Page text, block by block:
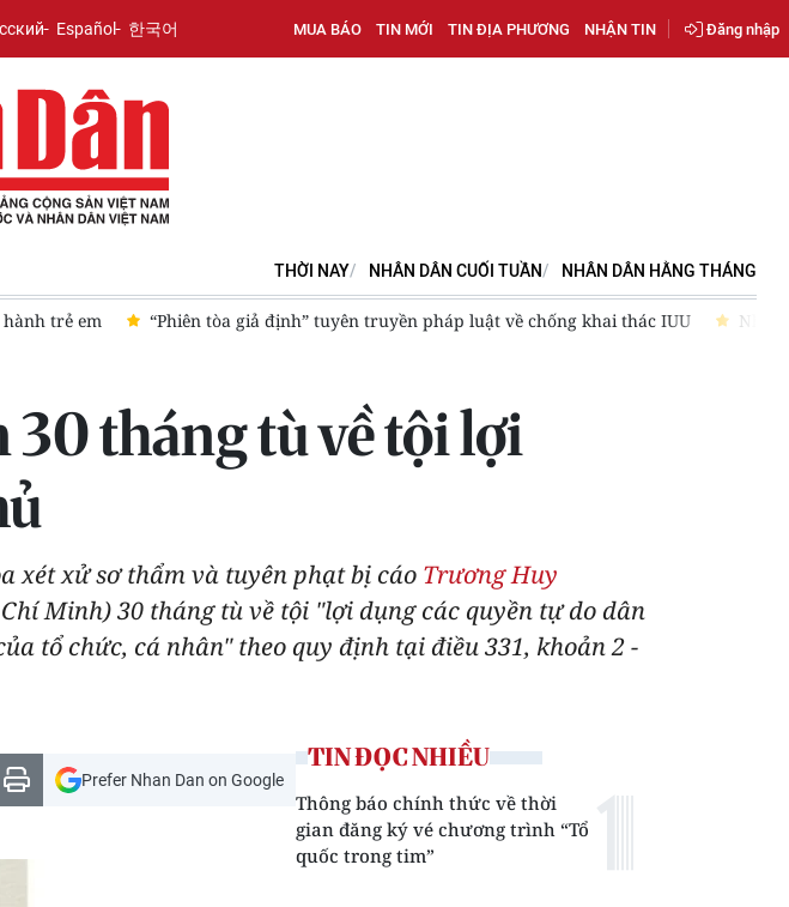
Español 한국어 MUA BÁO TIN MỚI TIN ĐỊA PHƯƠNG NHẬN TIN Đăng nhập
THỜI NAY NHÂN DÂN CUỐI TUẦN NHÂN DÂN HẰNG THÁNG
xuất mới liên quan sổ đỏ khi sửa đổi Luật Đất đai Công an tỉnh Bắc Ninh khởi tố 3 bị can
30 tháng tù về tội lợi
xét xử sơ thẩm và tuyên phạt bị cáo Trương Huy
Minh) 30 tháng tù về tội "lợi dụng các quyền tự do dân
tổ chức, cá nhân" theo quy định tại điều 331, khoản 2 -
Prefer Nhan Dan on Google
TIN ĐỌC NHIỀU
Thông báo chính thức về thời
gian đăng ký vé chương trình “Tổ
quốc trong tim”